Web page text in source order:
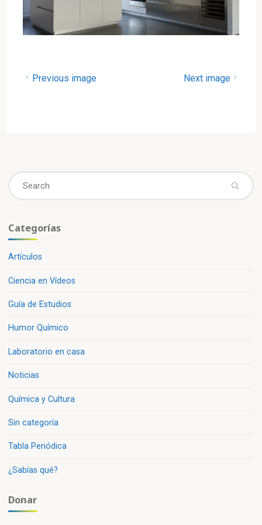
Previous image Next image
Categorías
Artículos
Ciencia en Vídeos
Guía de Estudios
Humor Químico
Laboratorio en casa
Noticias
Química y Cultura
Sin categoría
Tabla Periódica
¿Sabías qué?
Donar